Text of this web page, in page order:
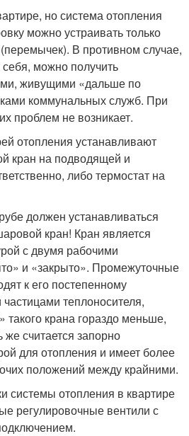
но система отопления
можно устраивать только
В противном случае,
можно получить
живущими «дальше по
коммунальных служб. При
проблем не возникает.
отопления устанавливают
кран на подводящей и
либо термостат на
должен устанавливаться
кран! Кран является
с двумя рабочими
и «закрыто». Промежуточные
к его постепенному
теплоносителя,
такого крана гораздо меньше,
считается запорно
для отопления и имеет более
положений между крайними.
системы отопления в квартире
регулировочные вентили с